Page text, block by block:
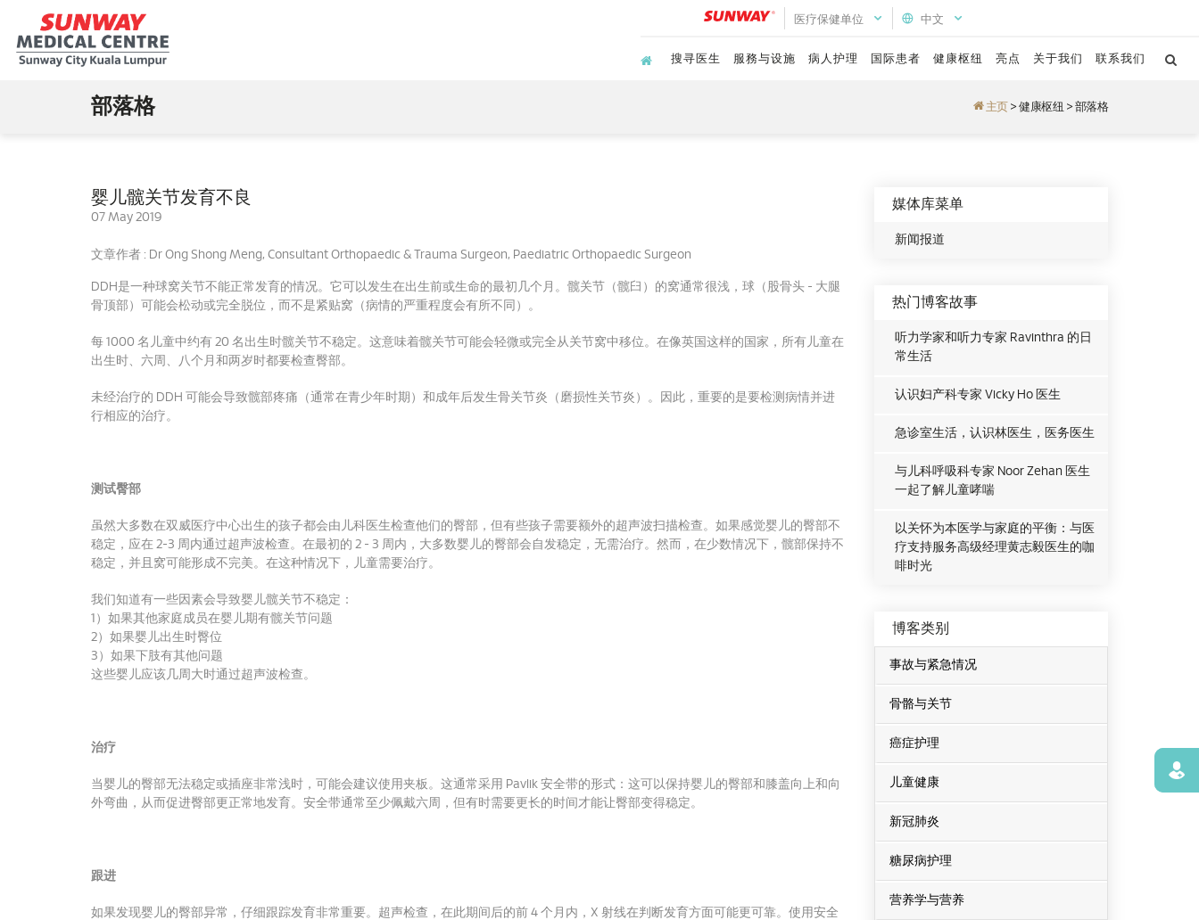
中文
医疗保健单位
搜寻医生 服務与设施 病人护理 国际患者 健康枢纽 亮点 关于我们 联系我们
部落格 主页 >健康枢纽 > 部落格
婴儿髋关节发育不良
07 May 2019
文章作者 : Dr Ong Shong Meng, Consultant Orthopaedic & Trauma Surgeon, Paediatric Orthopaedic Surgeon
DDH是一种球窝关节不能正常发育的情况。 它可以发生在出生前或生命的最初几个月。 髋关节（髋臼）的窝通常很浅，球（股骨头 - 大腿
骨顶部）可能会松动或完全脱位，而不是紧贴窝（病情的严重程度会有所不同）。
每 1000 名儿童中约有 20 名出生时髋关节不稳定。 这意味着髋关节可能会轻微或完全从关节窝中移位。 在像英国这样的国家，所有儿童在
出生时、六周、八个月和两岁时都要检查臀部。
未经治疗的 DDH 可能会导致髋部疼痛（通常在青少年时期）和成年后发生骨关节炎（磨损性关节炎）。
因此，重要的是要检测病情并进
行相应的治疗。
测试臀部
虽然大多数在双威医疗中心出生的孩子都会由儿科医生检查他们的臀部，但有些孩子需要额外的超声波扫描检查。 如果感觉婴儿的臀部不
稳定，应在 2-3 周内通过超声波检查。 在最初的 2 - 3 周内，大多数婴儿的臀部会自发稳定，无需治疗。 然而，在少数情况下，髋部保持不
稳定，并且窝可能形成不完美。 在这种情况下，儿童需要治疗。
我们知道有一些因素会导致婴儿髋关节不稳定：
1）如果其他家庭成员在婴儿期有髋关节问题
2）如果婴儿出生时臀位
3）如果下肢有其他问题
这些婴儿应该几周大时通过超声波检查。
治疗
当婴儿的臀部无法稳定或插座非常浅时，可能会建议使用夹板。 这通常采用 Pavlik 安全带的形式：这可以保持婴儿的臀部和膝盖向上和向
外弯曲，从而促进臀部更正常地发育。 安全带通常至少佩戴六周，但有时需要更长的时间才能让臀部变得稳定。
跟进
如果发现婴儿的臀部异常，仔细跟踪发育非常重要。 超声检查，在此期间后的前 4 个月内，X 射线在判断发育方面可能更可靠。 使用安全
媒体库菜单
新闻报道
热门博客故事
听力学家和听力专家 Ravinthra 的日
常生活
认识妇产科专家 Vicky Ho 医生
急诊室生活，认识林医生，医务医生
与儿科呼吸科专家 Noor Zehan 医生
一起了解儿童哮喘
以关怀为本医学与家庭的平衡：与医
疗支持服务高级经理黄志毅医生的咖
啡时光
博客类别
事故与紧急情况
骨骼与关节
癌症护理
儿童健康
新冠肺炎
糖尿病护理
营养学与营养
寻